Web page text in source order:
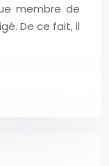
membre de
De ce fait, il